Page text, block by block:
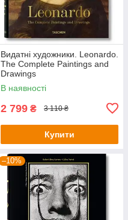
Видатні художники. Leonardo.
The Complete Paintings and
Drawings
В наявності
2 799 ₴ 3 110 ₴
Купити
–10%